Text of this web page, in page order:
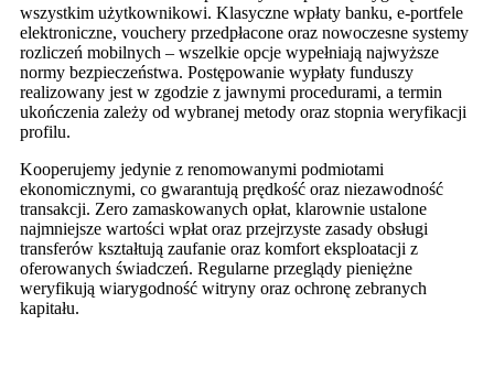
wszystkim użytkownikowi. Klasyczne wpłaty banku, e-portfele
elektroniczne, vouchery przedpłacone oraz nowoczesne systemy
rozliczeń mobilnych – wszelkie opcje wypełniają najwyższe
normy bezpieczeństwa. Postępowanie wypłaty funduszy
realizowany jest w zgodzie z jawnymi procedurami, a termin
ukończenia zależy od wybranej metody oraz stopnia weryfikacji
profilu.
Kooperujemy jedynie z renomowanymi podmiotami
ekonomicznymi, co gwarantują prędkość oraz niezawodność
transakcji. Zero zamaskowanych opłat, klarownie ustalone
najmniejsze wartości wpłat oraz przejrzyste zasady obsługi
transferów kształtują zaufanie oraz komfort eksploatacji z
oferowanych świadczeń. Regularne przeglądy pieniężne
weryfikują wiarygodność witryny oraz ochronę zebranych
kapitału.